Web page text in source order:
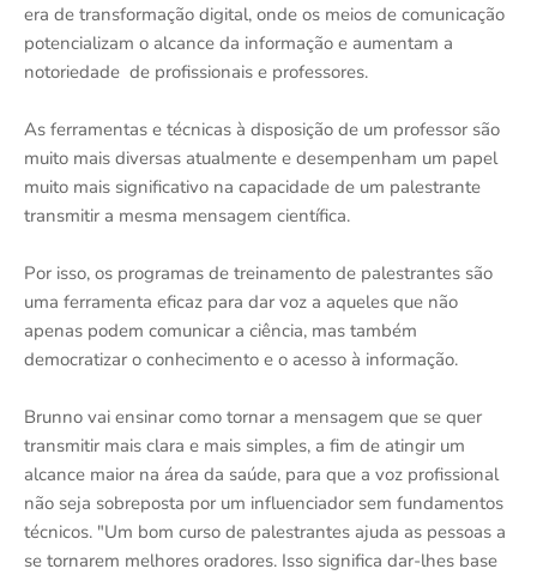
era de transformação digital, onde os meios de comunicação
potencializam o alcance da informação e aumentam a
notoriedade de profissionais e professores.
As ferramentas e técnicas à disposição de um professor são
muito mais diversas atualmente e desempenham um papel
muito mais significativo na capacidade de um palestrante
transmitir a mesma mensagem científica.
Por isso, os programas de treinamento de palestrantes são
uma ferramenta eficaz para dar voz a aqueles que não
apenas podem comunicar a ciência, mas também
democratizar o conhecimento e o acesso à informação.
Brunno vai ensinar como tornar a mensagem que se quer
transmitir mais clara e mais simples, a fim de atingir um
alcance maior na área da saúde, para que a voz profissional
não seja sobreposta por um influenciador sem fundamentos
técnicos. "Um bom curso de palestrantes ajuda as pessoas a
se tornarem melhores oradores. Isso significa dar-lhes base